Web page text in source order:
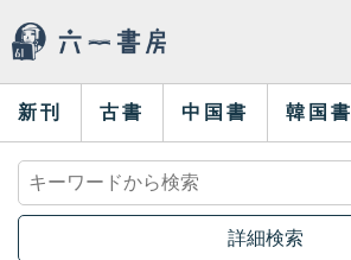
新刊 古書 中国書 韓国書
詳細検索